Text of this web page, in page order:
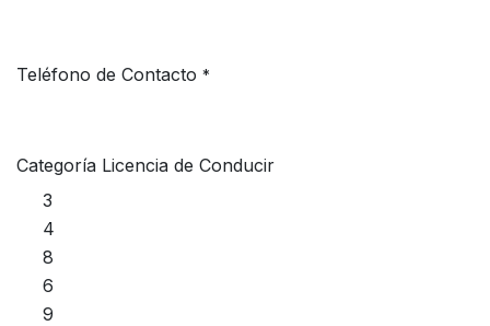
Teléfono de Contacto *
Categoría Licencia de Conducir
3
4
8
6
9